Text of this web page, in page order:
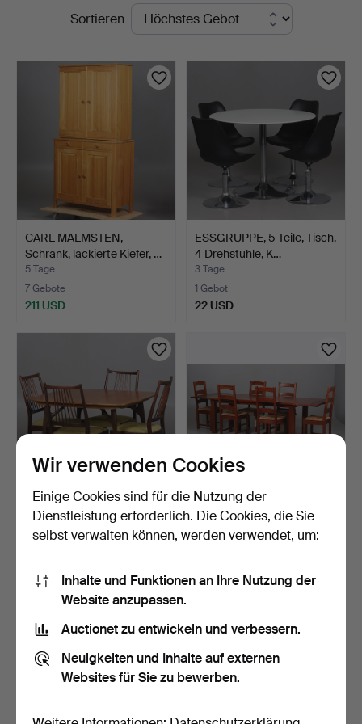
LaufendeSortieren
CARL MALMSTEN,
Schrank, lackierte Kiefer, …
5 Tage
7 Gebote
211 USD
ESSGRUPPE, 5 Teile, Tisch,
4 Drehstühle, K…
3 Tage
1 Gebot
22 USD
ESSGRUPPE. 7 Teile.
Teakplatte mit Unterge…
3 Tage
22 USD
ESSGRUPPE. 9 Teile.
Französischer Landhaus…
2 Tage
526 USD
Wir verwenden Cookies
Einige Cookies sind für die Nutzung der
Dienstleistung erforderlich. Die Cookies, die Sie
selbst verwalten können, werden verwendet, um:
Inhalte und Funktionen an Ihre Nutzung der
Website anzupassen.
Auctionet zu entwickeln und verbessern.
Neuigkeiten und Inhalte auf externen
Websites für Sie zu bewerben.